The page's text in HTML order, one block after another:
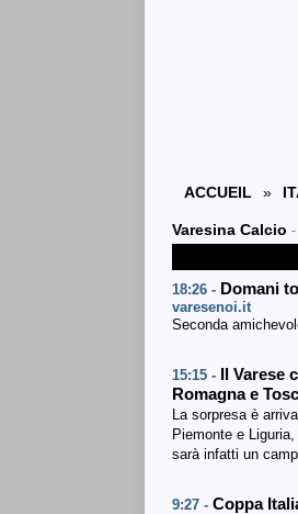
ACCUEIL »
Varesina Calcio -
18:26 - Domani
varesenoi.it
Seconda
15:15 -
Il
Romagna e
La sorpresa è
Piemonte e
sarà infatti un
9:27 - Coppa